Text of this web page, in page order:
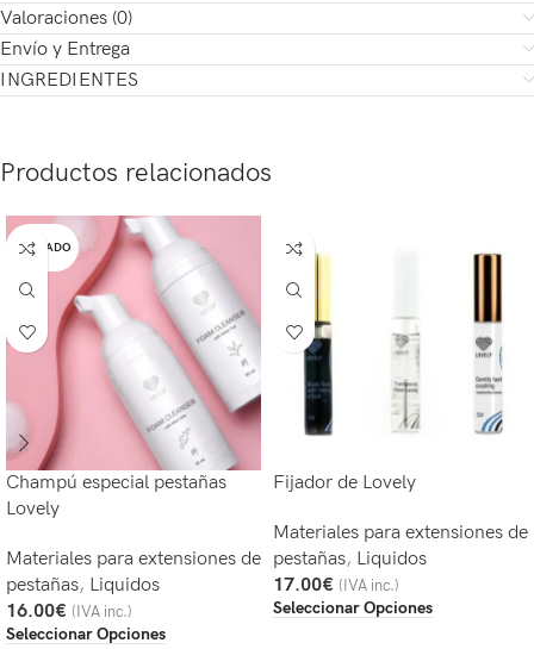
Valoraciones (0)
Envío y Entrega
INGREDIENTES
Productos relacionados
AGOTADO
Champú especial pestañas
Lovely
Materiales para extensiones de
pestañas, Liquidos
16.00€ (IVA inc.)
Seleccionar Opciones
Fijador de Lovely
Materiales para extensiones de
pestañas, Liquidos
17.00€ (IVA inc.)
Seleccionar Opciones